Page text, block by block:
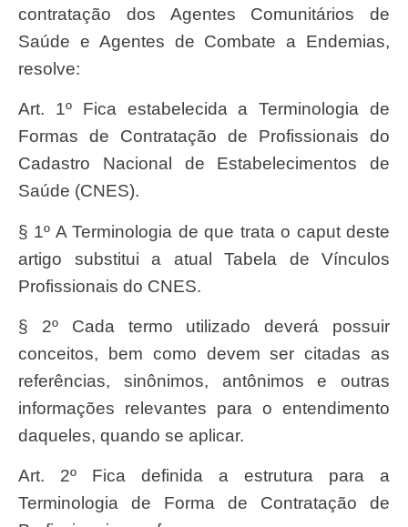
contratação dos Agentes Comunitários de
Saúde e Agentes de Combate a Endemias,
resolve:
Art. 1º Fica estabelecida a Terminologia de
Formas de Contratação de Profissionais do
Cadastro Nacional de Estabelecimentos de
Saúde (CNES).
§ 1º A Terminologia de que trata o caput deste
artigo substitui a atual Tabela de Vínculos
Profissionais do CNES.
§ 2º Cada termo utilizado deverá possuir
conceitos, bem como devem ser citadas as
referências, sinônimos, antônimos e outras
informações relevantes para o entendimento
daqueles, quando se aplicar.
Art. 2º Fica definida a estrutura para a
Terminologia de Forma de Contratação de